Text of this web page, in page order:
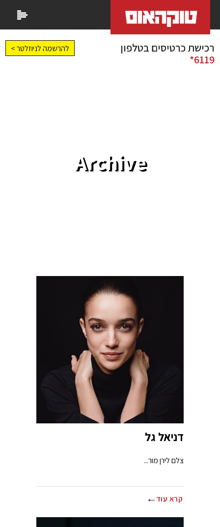
רכישת כרטיסים בטלפון
6119*
להרשמה לניוזלטר >
Archive
דניאל גל
צלם לירן מור...
קרא עוד